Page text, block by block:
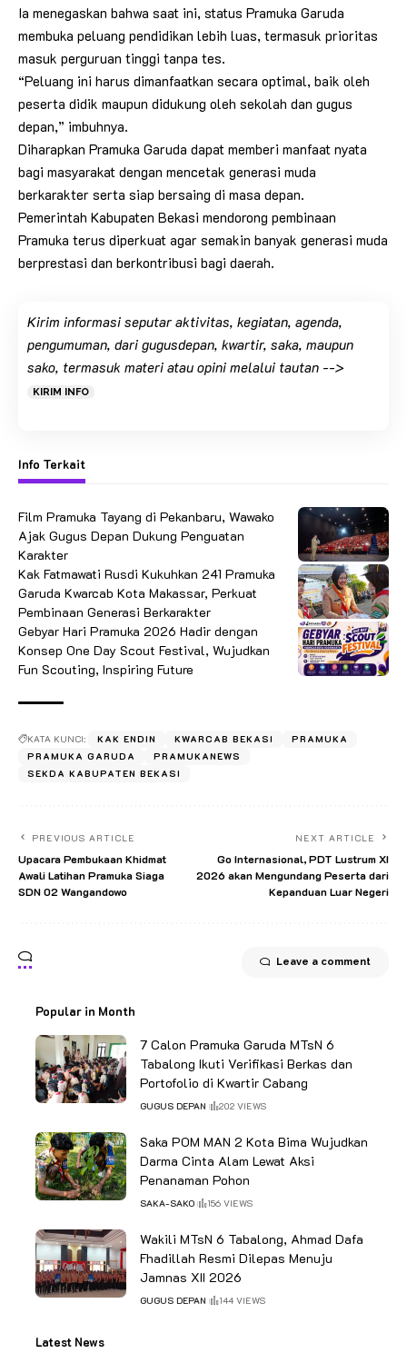
Ia menegaskan bahwa saat ini, status Pramuka Garuda
membuka peluang pendidikan lebih luas, termasuk prioritas
masuk perguruan tinggi tanpa tes.
“Peluang ini harus dimanfaatkan secara optimal, baik oleh
peserta didik maupun didukung oleh sekolah dan gugus
depan,” imbuhnya.
Diharapkan Pramuka Garuda dapat memberi manfaat nyata
bagi masyarakat dengan mencetak generasi muda
berkarakter serta siap bersaing di masa depan.
Pemerintah Kabupaten Bekasi mendorong pembinaan
Pramuka terus diperkuat agar semakin banyak generasi muda
berprestasi dan berkontribusi bagi daerah.
Kirim informasi seputar aktivitas, kegiatan, agenda,
pengumuman, dari gugusdepan, kwartir, saka, maupun
sako, termasuk materi atau opini melalui tautan -->
KIRIM INFO
Info Terkait
Film Pramuka Tayang di Pekanbaru, Wawako
Ajak Gugus Depan Dukung Penguatan
Karakter
Kak Fatmawati Rusdi Kukuhkan 241 Pramuka
Garuda Kwarcab Kota Makassar, Perkuat
Pembinaan Generasi Berkarakter
Gebyar Hari Pramuka 2026 Hadir dengan
Konsep One Day Scout Festival, Wujudkan
Fun Scouting, Inspiring Future
KATA KUNCI: KAK ENDIN KWARCAB BEKASI
PRAMUKA
PRAMUKA GARUDA
PRAMUKANEWS
SEKDA KABUPATEN BEKASI
PREVIOUS ARTICLE
Upacara Pembukaan Khidmat
Awali Latihan Pramuka Siaga
SDN 02 Wangandowo
NEXT ARTICLE
Go Internasional, PDT Lustrum XI
2026 akan Mengundang Peserta dari
Kepanduan Luar Negeri
Leave a comment
Popular in Month
7 Calon Pramuka Garuda MTsN 6
Tabalong Ikuti Verifikasi Berkas dan
Portofolio di Kwartir Cabang
GUGUS DEPAN 202 VIEWS
Saka POM MAN 2 Kota Bima Wujudkan
Darma Cinta Alam Lewat Aksi
Penanaman Pohon
SAKA-SAKO 156 VIEWS
Wakili MTsN 6 Tabalong, Ahmad Dafa
Fhadillah Resmi Dilepas Menuju
Jamnas XII 2026
GUGUS DEPAN 144 VIEWS
Latest News